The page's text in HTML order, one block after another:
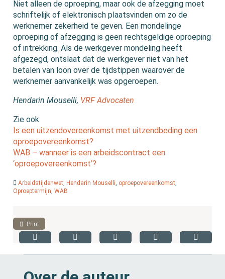
Niet alleen de oproeping, maar ook de afzegging moet
schriftelijk of elektronisch plaatsvinden om zo de
werknemer zekerheid te geven. Een mondelinge
oproeping of afzegging is geen rechtsgeldige oproeping
of intrekking. Als de werkgever mondeling heeft
afgezegd, ontslaat dat de werkgever niet van het
betalen van loon over de tijdstippen waarover de
werknemer aanvankelijk was opgeroepen.
Hendarin Mouselli, VRF Advocaten
Zie ook
Is een uitzendovereenkomst met uitzendbeding een
oproepovereenkomst?
WAB – wanneer is een arbeidscontract een
‘oproepovereenkomst’?
Arbeidstijdenwet, Hendarin Mouselli, oproepovereenkomst,
Oproeptermijn,WAB
Print